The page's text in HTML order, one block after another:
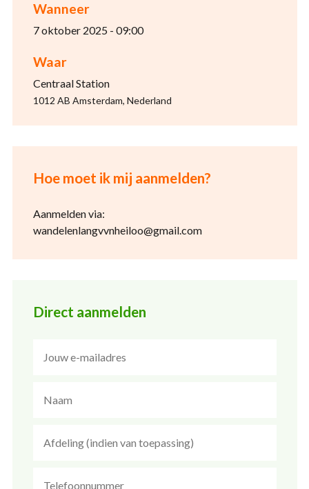
Wanneer
7 oktober 2025 - 09:00
Waar
Centraal Station
1012 AB Amsterdam, Nederland
Hoe moet ik mij aanmelden?
Aanmelden via:
wandelenlangvvnheiloo@gmail.com
Direct aanmelden